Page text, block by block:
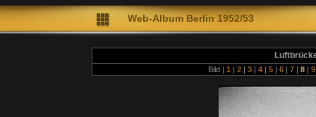
Web-Album Berlin 1952/53
Bild | 1 | 2 | 3 | 4 | 5 | 6 | 7 | 8 |